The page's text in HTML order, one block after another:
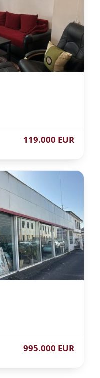
119.000 EUR
995.000 EUR